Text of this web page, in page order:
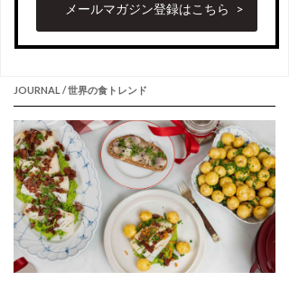
メールマガジン登録はこちら
JOURNAL / 世界の食トレンド